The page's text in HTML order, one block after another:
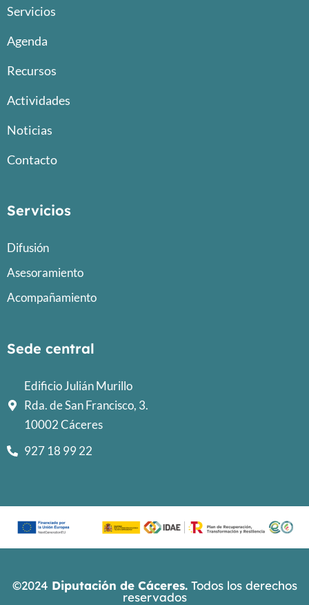
Servicios
Agenda
Recursos
Actividades
Noticias
Contacto
Servicios
Difusión
Asesoramiento
Acompañamiento
Sede central
Edificio Julián Murillo
Rda. de San Francisco, 3.
10002 Cáceres
927 18 99 22
©2024 Diputación de Cáceres.Todos los derechos
reservados